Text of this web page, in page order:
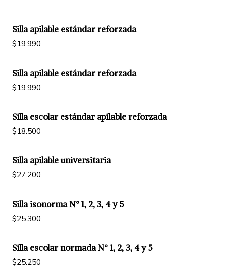
|
Silla apilable estándar reforzada
$19.990
|
Silla apilable estándar reforzada
$19.990
|
Silla escolar estándar apilable reforzada
$18.500
|
Silla apilable universitaria
$27.200
|
Silla isonorma N° 1, 2, 3, 4 y 5
$25.300
|
Silla escolar normada N° 1, 2, 3, 4 y 5
$25.250